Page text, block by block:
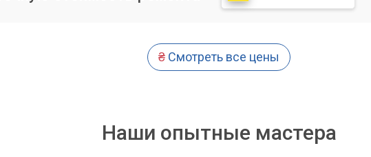
₴ Смотреть все цены
Наши опытные мастера